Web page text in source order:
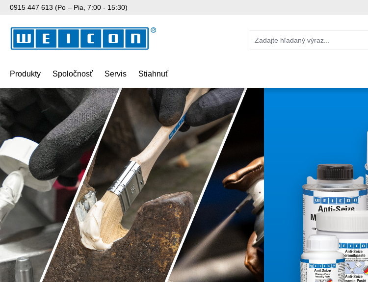
na hlavný obsah
Preskočiť na vyhľadávanie
Preskočiť na hlavnú navigáciu
0915 447 613 (Po – Pia, 7:00 - 15:30)
Produkty Spoločnosť Servis Stiahnuť